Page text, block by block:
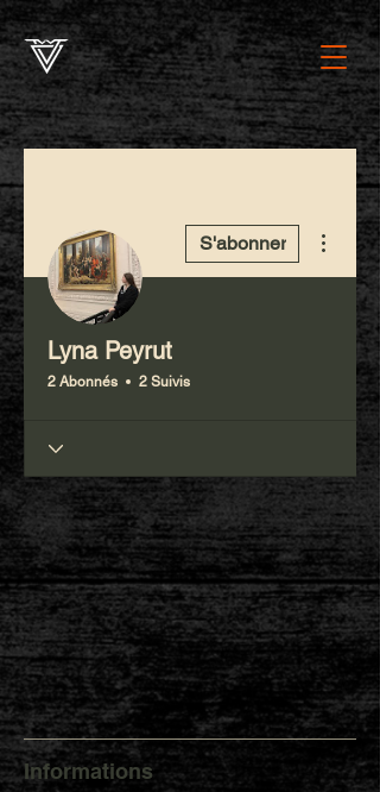
S'abonner
Plus
Lyna Peyrut
2 Abonnés 2 Suivis
Informations